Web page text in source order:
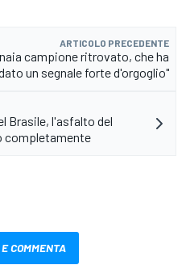
ARTICOLO PRECEDENTE
campione ritrovato, che ha
un segnale forte d'orgoglio"
Brasile, l'asfalto del
completamente
COMMENTA